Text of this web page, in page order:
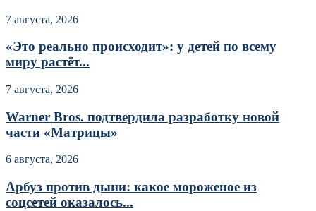
7 августа, 2026
«Это реально происходит»: у детей по всему
миру растёт...
7 августа, 2026
Warner Bros. подтвердила разработку новой
части «Матрицы»
6 августа, 2026
Арбуз против дыни: какое мороженое из
соцсетей оказалось...